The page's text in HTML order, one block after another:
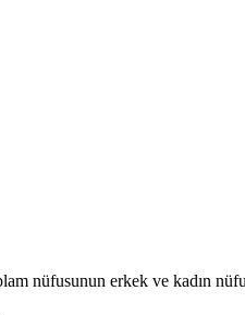
nüfusunun erkek ve kadın